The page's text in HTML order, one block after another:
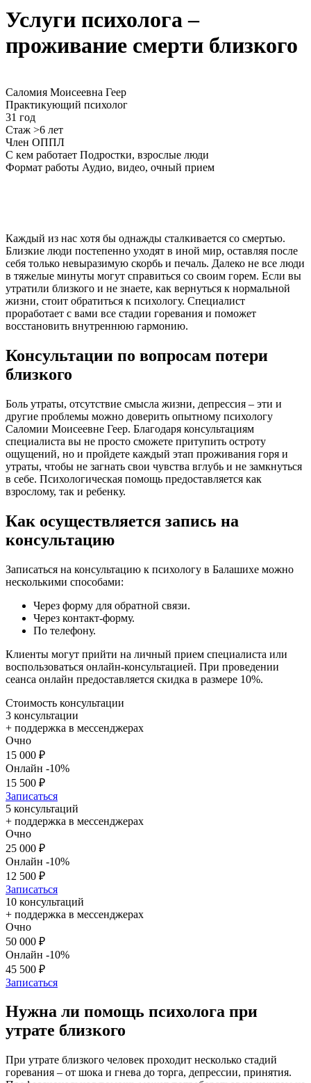
Услуги психолога –
проживание смерти близкого
Саломия Моисеевна Геер
Практикующий психолог
31 год
Стаж >6 лет
Член ОППЛ
С кем работает Подростки, взрослые люди
Формат работы Аудио, видео, очный прием
Каждый из нас хотя бы однажды сталкивается со смертью.
Близкие люди постепенно уходят в иной мир, оставляя после
себя только невыразимую скорбь и печаль. Далеко не все люди
в тяжелые минуты могут справиться со своим горем. Если вы
утратили близкого и не знаете, как вернуться к нормальной
жизни, стоит обратиться к психологу. Специалист
проработает с вами все стадии горевания и поможет
восстановить внутреннюю гармонию.
Консультации по вопросам потери
близкого
Боль утраты, отсутствие смысла жизни, депрессия – эти и
другие проблемы можно доверить опытному психологу
Саломии Моисеевне Геер. Благодаря консультациям
специалиста вы не просто сможете притупить остроту
ощущений, но и пройдете каждый этап проживания горя и
утраты, чтобы не загнать свои чувства вглубь и не замкнуться
в себе. Психологическая помощь предоставляется как
взрослому, так и ребенку.
Как осуществляется запись на
консультацию
Записаться на консультацию к психологу в Балашихе можно
несколькими способами:
Через форму для обратной связи.
Через контакт-форму.
По телефону.
Клиенты могут прийти на личный прием специалиста или
воспользоваться онлайн-консультацией. При проведении
сеанса онлайн предоставляется скидка в размере 10%.
Стоимость консультации
3 консультации
+ поддержка в мессенджерах
Очно
15 000 ₽
Онлайн -10%
15 500 ₽
Записаться
5 консультаций
+ поддержка в мессенджерах
Очно
25 000 ₽
Онлайн -10%
12 500 ₽
Записаться
10 консультаций
+ поддержка в мессенджерах
Очно
50 000 ₽
Онлайн -10%
45 500 ₽
Записаться
Нужна ли помощь психолога при
утрате близкого
При утрате близкого человек проходит несколько стадий
горевания – от шока и гнева до торга, депрессии, принятия.